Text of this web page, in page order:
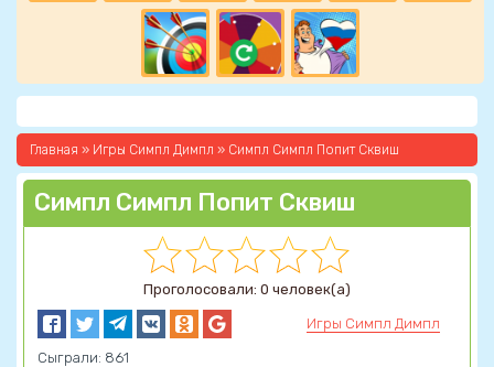
Главная » Игры Симпл Димпл » Симпл Симпл Попит Сквиш
Симпл Симпл Попит Сквиш
Проголосовали: 0 человек(а)
Игры Симпл Димпл
Сыграли: 861